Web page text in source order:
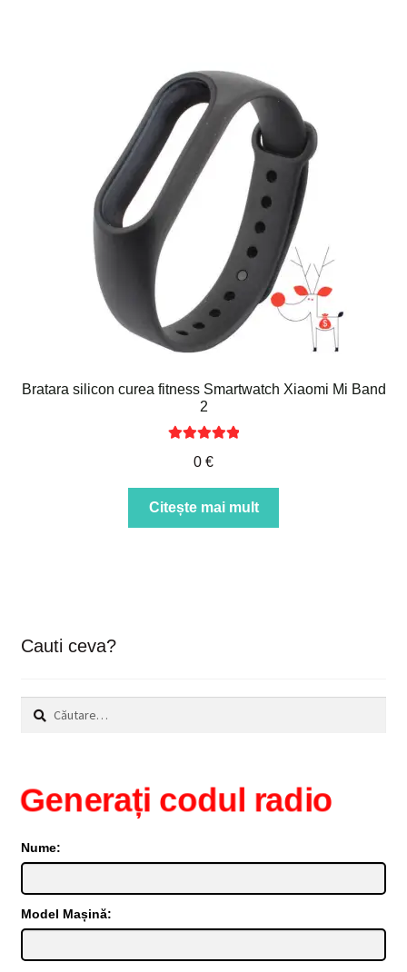
Bratara silicon curea fitness Smartwatch Xiaomi Mi Band
2
0 €
Citește mai mult
Cauti ceva?
Caută
după:
Generați codul radio
Nume:
Model Mașină: